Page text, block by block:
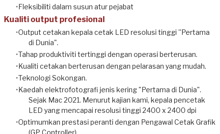
Fleksibiliti dalam susun atur pejabat
Kualiti output profesional
Output cetakan kepala cetak LED resolusi tinggi ''Pertama
di Dunia".
Tahap produktiviti tertinggi dengan operasi berterusan.
Kualiti cetakan berterusan dengan pelarasan yang mudah.
Teknologi Sokongan.
Kaedah elektrofotografi jenis kering "Pertama di Dunia".
Sejak Mac 2021. Menurut kajian kami, kepala pencetak
LED yang mencapai resolusi tinggi 2400 x 2400 dpi
Optimumkan prestasi peranti dengan Pengawal Cetak Grafik